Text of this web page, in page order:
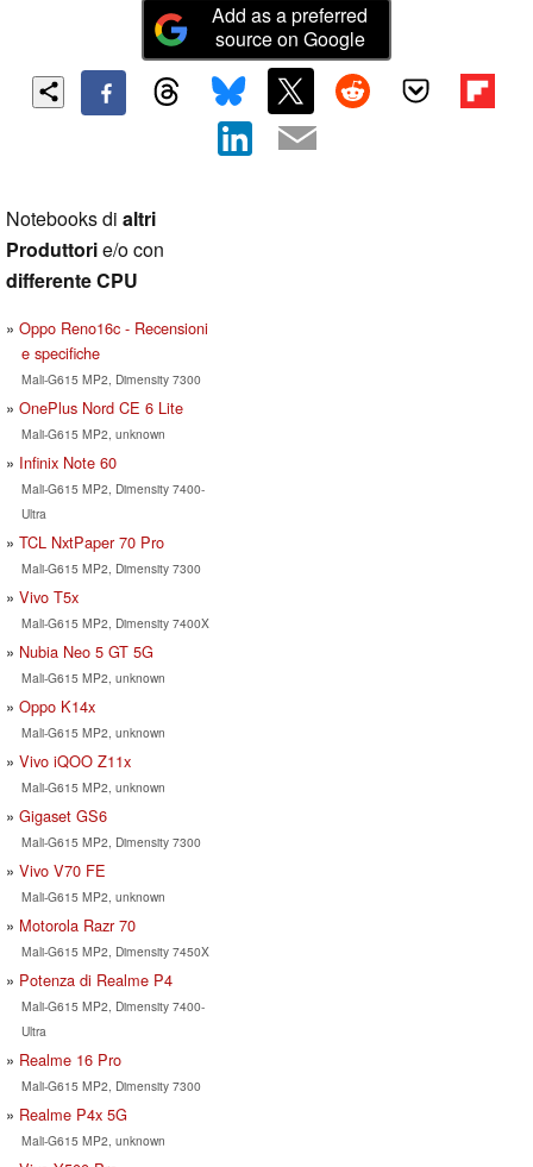
Add as a preferred
source on Google
Notebooks di altri
Produttorie/o con
differente CPU
Oppo Reno16c - Recensioni
e specifiche
Mali-G615 MP2, Dimensity 7300
OnePlus Nord CE 6 Lite
Mali-G615 MP2, unknown
Infinix Note 60
Mali-G615 MP2, Dimensity 7400-
Ultra
TCL NxtPaper 70 Pro
Mali-G615 MP2, Dimensity 7300
Vivo T5x
Mali-G615 MP2, Dimensity 7400X
Nubia Neo 5 GT 5G
Mali-G615 MP2, unknown
Oppo K14x
Mali-G615 MP2, unknown
Vivo iQOO Z11x
Mali-G615 MP2, unknown
Gigaset GS6
Mali-G615 MP2, Dimensity 7300
Vivo V70 FE
Mali-G615 MP2, unknown
Motorola Razr 70
Mali-G615 MP2, Dimensity 7450X
Potenza di Realme P4
Mali-G615 MP2, Dimensity 7400-
Ultra
Realme 16 Pro
Mali-G615 MP2, Dimensity 7300
Realme P4x 5G
Mali-G615 MP2, unknown